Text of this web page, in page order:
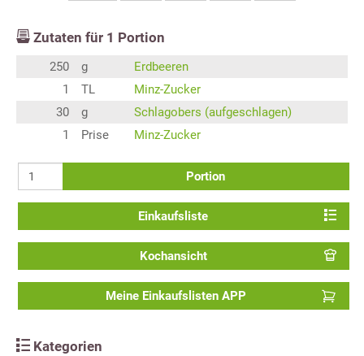
Zutaten für 1 Portion
250 g
Erdbeeren
1
TL
Minz-Zucker
30
g
Schlagobers (aufgeschlagen)
1
Prise Minz-Zucker
Portion
Einkaufsliste
Kochansicht
Meine Einkaufslisten APP
Kategorien